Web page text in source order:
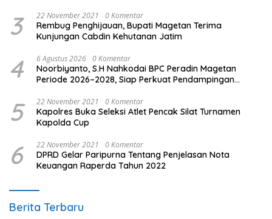
3 22 November 2021 0 Komentar
Rembug Penghijauan, Bupati Magetan Terima
Kunjungan Cabdin Kehutanan Jatim
4 6 Agustus 2026 0 Komentar
Noorbiyanto, S.H Nahkodai BPC Peradin Magetan
Periode 2026–2028, Siap Perkuat Pendampingan
5 22 November 2021 0 Komentar
Kapolres Buka Seleksi Atlet Pencak Silat Turnamen
Kapolda Cup
6 22 November 2021 0 Komentar
DPRD Gelar Paripurna Tentang Penjelasan Nota
Keuangan Raperda Tahun 2022
Berita Terbaru